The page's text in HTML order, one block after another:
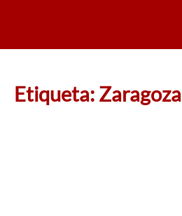
Etiqueta: Zaragoza